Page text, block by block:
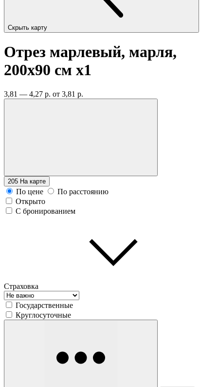
Скрыть карту
Отрез марлевый, марля,
200х90 см x1
3,81 — 4,27 р. от 3,81 р.
205 На карте
По цене
По расстоянию
Открыто
С бронированием
Страховка
Государственные
Круглосуточные